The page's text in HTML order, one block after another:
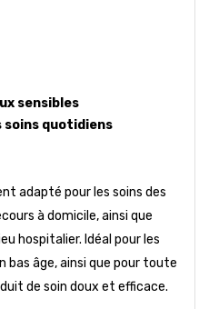
sensibles
soins quotidiens
adapté pour les soins des
à domicile, ainsi que
hospitalier. Idéal pour les
âge, ainsi que pour toute
de soin doux et efficace.